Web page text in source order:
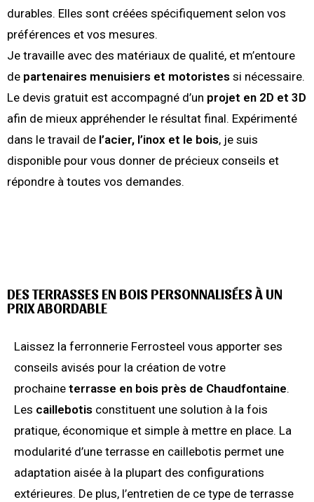
durables. Elles sont créées spécifiquement selon vos
préférences et vos mesures.
Je travaille avec des matériaux de qualité, et m’entoure
de partenaires menuisiers et motoristes si nécessaire.
Le devis gratuit est accompagné d’un projet en 2D et 3D
afin de mieux appréhender le résultat final. Expérimenté
dans le travail de l’acier, l’inox et le bois, je suis
disponible pour vous donner de précieux conseils et
répondre à toutes vos demandes.
DES TERRASSES EN BOIS PERSONNALISÉES À UN
PRIX ABORDABLE
Laissez la ferronnerie Ferrosteel vous apporter ses
conseils avisés pour la création de votre
prochaine terrasse en bois près de Chaudfontaine.
Les caillebotis constituent une solution à la fois
pratique, économique et simple à mettre en place. La
modularité d’une terrasse en caillebotis permet une
adaptation aisée à la plupart des configurations
extérieures. De plus, l’entretien de ce type de terrasse